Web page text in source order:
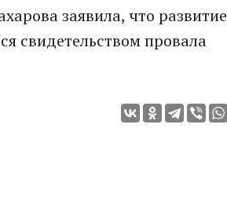
заявила, что развитие
свидетельством провала